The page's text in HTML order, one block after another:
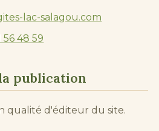
lac-salagou.com
56 48 59
publication
qualité d'éditeur du site.